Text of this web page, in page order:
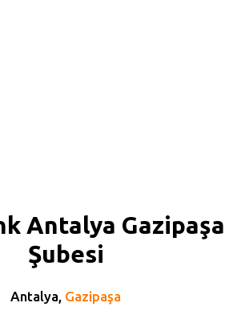
Antalya Gazipaşa
Şubesi
Antalya, Gazipaşa